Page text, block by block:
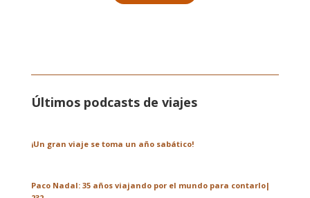
Últimos podcasts de viajes
¡Un gran viaje se toma un año sabático!
Paco Nadal: 35 años viajando por el mundo para contarlo|